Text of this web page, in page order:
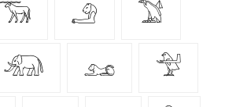
𓃞 𓄂 𓅑
𓃰 𓃭 𓅴